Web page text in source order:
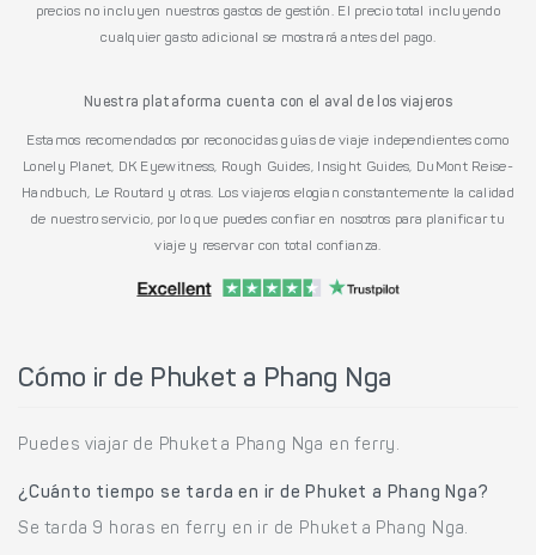
precios no incluyen nuestros gastos de gestión. El precio total incluyendo
cualquier gasto adicional se mostrará antes del pago.
Nuestra plataforma cuenta con el aval de los viajeros
Estamos recomendados por reconocidas guías de viaje independientes como
Lonely Planet, DK Eyewitness, Rough Guides, Insight Guides, DuMont Reise-
Handbuch, Le Routard y otras. Los viajeros elogian constantemente la calidad
de nuestro servicio, por lo que puedes confiar en nosotros para planificar tu
viaje y reservar con total confianza.
Cómo ir de Phuket a Phang Nga
Puedes viajar de Phuket a Phang Nga en ferry.
¿Cuánto tiempo se tarda en ir de Phuket a Phang Nga?
Se tarda 9 horas en ferry en ir de Phuket a Phang Nga.